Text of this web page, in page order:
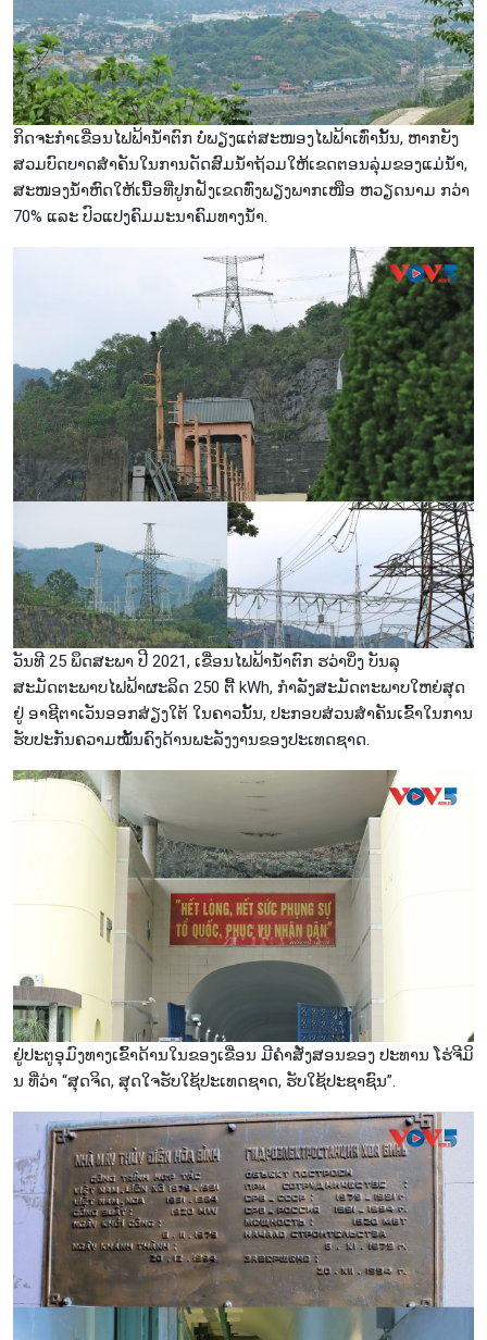
ກິດຈະກຳເຂື່ອນໄຟຟ້ານ້ຳຕົກ ບໍ່ພຽງແຕ່ສະໜອງໄຟຟ້າເທົ່ານັ້ນ, ຫາກຍັງ
ສວມບົດບາດສຳຄັນໃນການດັດສົມນ້ຳຖ້ວມໃຫ້ເຂດຕອນລຸ່ມຂອງແມ່ນ້ຳ,
ສະໜອງນ້ຳຫົດໃຫ້ເນື້ອທີ່ປູກຝັງເຂດທົ່ງພຽງພາກເໜືອ ຫວຽດນາມ ກວ່າ
70% ແລະ ປົວແປງຄົມມະນາຄົມທາງນ້ຳ.
ວັນທີ 25 ພຶດສະພາ ປີ 2021, ເຂື່ອນໄຟຟ້ານ້ຳຕົກ ຮວ່າບິ່ງ ບັນລຸ
ສະມັດຕະພາບໄຟຟ້າຜະລິດ 250 ຕື້ kWh, ກຳລັງສະມັດຕະພາບໃຫຍ່ສຸດ
ຢູ່ ອາຊີຕາເວັນອອກສ່ຽງໃຕ້ ໃນຄາວນັ້ນ, ປະກອບສ່ວນສຳຄັນເຂົ້າໃນການ
ຮັບປະກັນຄວາມໝັ້ນຄົງດ້ານພະລັງງານຂອງປະເທດຊາດ.
ຢູ່ປະຕູອຸມົງທາງເຂົ້າດ້ານໃນຂອງເຂື່ອນ ມີຄຳສັ່ງສອນຂອງ ປະທານ ໂຮ່ຈີມິ
ນ ທີ່ວ່າ “ສຸດຈິດ, ສຸດໃຈຮັບໃຊ້ປະເທດຊາດ, ຮັບໃຊ້ປະຊາຊົນ”.